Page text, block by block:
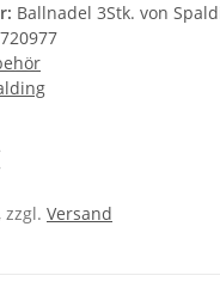
Ballnadel 3Stk. von
zzgl. Versand